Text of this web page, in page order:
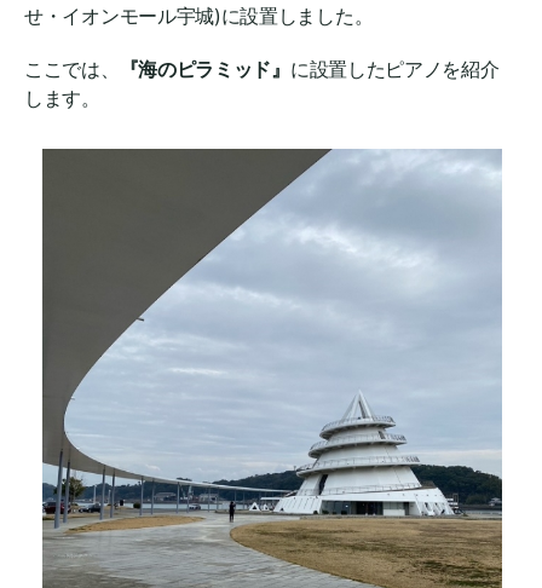
せ・イオンモール宇城)に設置しました。
ここでは、 『海のピラミッド』 に設置したピアノを紹介
します。